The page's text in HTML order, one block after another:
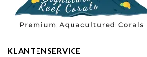
KLANTENSERVICE